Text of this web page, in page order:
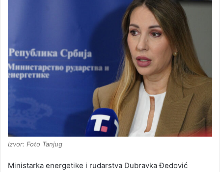
Izvor: Foto Tanjug
Ministarka energetike i rudarstva Dubravka Đedović